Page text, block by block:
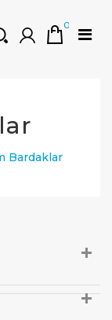
0
0 ₺
Bardaklar